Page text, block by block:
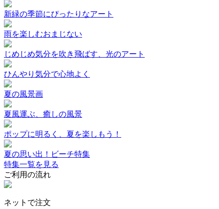
新緑の季節にぴったりなアート
雨を楽しむおまじない
じめじめ気分を吹き飛ばす、光のアート
ひんやり気分で心地よく
夏の風景画
夏風運ぶ、癒しの風景
ポップに明るく、夏を楽しもう！
夏の思い出！ビーチ特集
特集一覧を見る
ご利用の流れ
ネットで注文